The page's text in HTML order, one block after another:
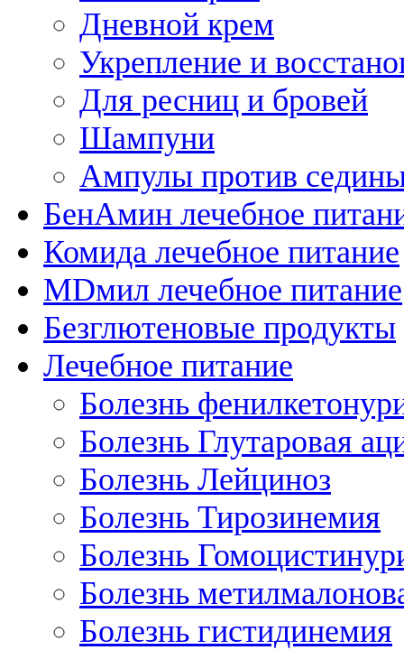
Дневной крем
Укрепление и
Для ресниц и бровей
Шампуни
Ампулы против
БенАмин лечебное
Комида лечебное питание
MDмил лечебное питание
Безглютеновые продукты
Лечебное питание
Болезнь
Болезнь Глутаровая
Болезнь Лейциноз
Болезнь Тирозинемия
Болезнь
Болезнь
Болезнь гистидинемия